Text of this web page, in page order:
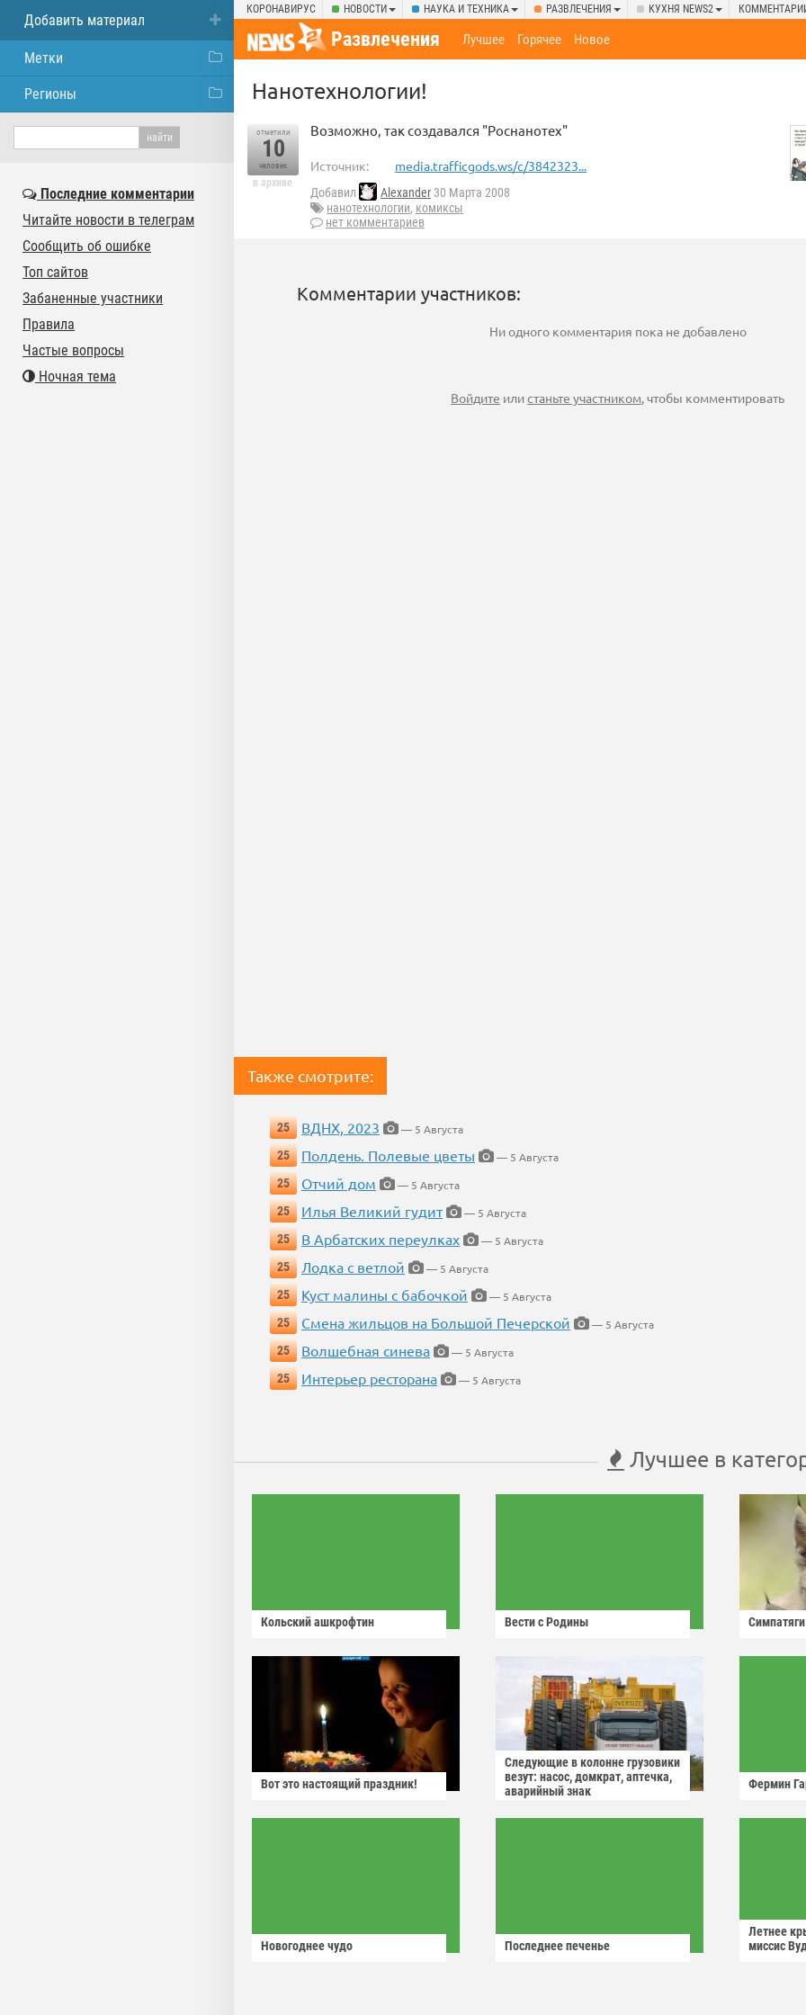
КОРОНАВИРУС НОВОСТИ НАУКА И ТЕХНИКА РАЗВЛЕЧЕНИЯ КУХНЯ NEWS2
Развлечения Лучшее Горячее Новое
Нанотехнологии!
отметили
10
человек
в архиве
Возможно, так создавался "Роснанотех"
Источник: media.trafficgods.ws/c/3842323...
Добавил Alexander 30 Марта 2008
нанотехнологии, комиксы
нет комментариев
Комментарии участников:
Ни одного комментария пока не добавлено
Войдите илистаньте участником, чтобы комментировать
Также смотрите:
25 ВДНХ, 2023
— 5 Августа
25
Полдень. Полевые цветы
— 5 Августа
25
Отчий дом
— 5 Августа
25
Илья Великий гудит
— 5 Августа
25
В Арбатских переулках
— 5 Августа
25
Лодка с ветлой
— 5 Августа
25
Куст малины с бабочкой
— 5 Августа
25
Смена жильцов на Большой Печерской
— 5 Августа
25
Волшебная синева
— 5 Августа
25
Интерьер ресторана — 5 Августа
Лучшее в
Кольский ашкрофтин Вести с Родины Симпатяги
Вот это настоящий праздник!
Следующие в колонне грузовики
везут: насос, домкрат, аптечка,
аварийный знак
Фермин
Новогоднее чудо Последнее печенье
Летнее
миссис
Добавить материал
Метки
Регионы
Последние комментарии
Читайте новости в телеграм
Сообщить об ошибке
Топ сайтов
Забаненные участники
Правила
Частые вопросы
Ночная тема